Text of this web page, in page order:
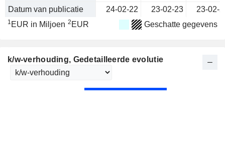
Datum van publicatie 24-02-22 23-02-23 23-02-
1 EUR in Miljoen 2 EUR Geschatte gegevens
k/w-verhouding, Gedetailleerde evolutie